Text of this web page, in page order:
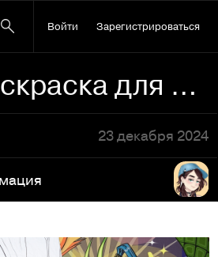
Войти Зарегистрироваться
Аниме раскраска для ИД ПРОФ-ПРЕСС мир фэентези
23 декабря 2024